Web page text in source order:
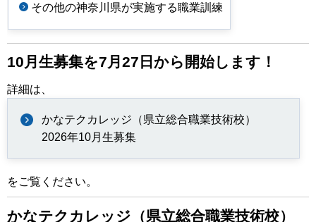
その他の神奈川県が実施する職業訓練
10月生募集を7月27日から開始します！
詳細は、
かなテクカレッジ（県立総合職業技術校）
2026年10月生募集
をご覧ください。
かなテクカレッジ（県立総合職業技術校）